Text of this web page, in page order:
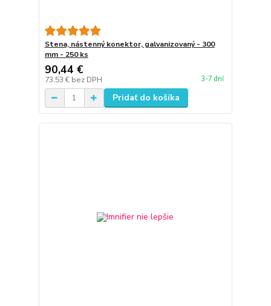
Stena, nástenný konektor, galvanizovaný - 300
mm - 250 ks
90,44 €
73,53 € bez DPH 3-7 dní
Pridať do košíka